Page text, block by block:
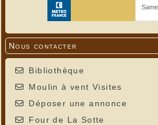
Nous contacter
Bibliothèque
Moulin à vent Visites
Déposer une annonce
Four de La Sotte